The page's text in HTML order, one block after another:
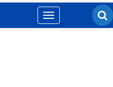
Toggle
navigation